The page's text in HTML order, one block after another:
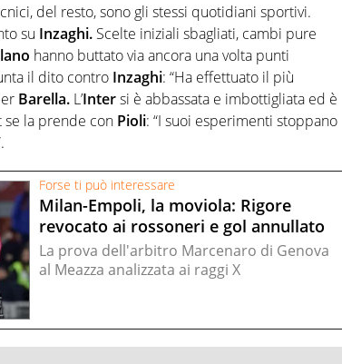
del resto, sono gli stessi quotidiani sportivi.
su Inzaghi. Scelte iniziali sbagliati, cambi pure
hanno buttato via ancora una volta punti
il dito contro Inzaghi: “Ha effettuato il più
Barella. L’Intersi è abbassata e imbottigliata ed è
se la prende con Pioli: “I suoi esperimenti stoppano
Forse ti può interessare
Milan-Empoli, la moviola: Rigore
revocato ai rossoneri e gol annullato
La prova dell'arbitro Marcenaro di Genova
al Meazza analizzata ai raggi X